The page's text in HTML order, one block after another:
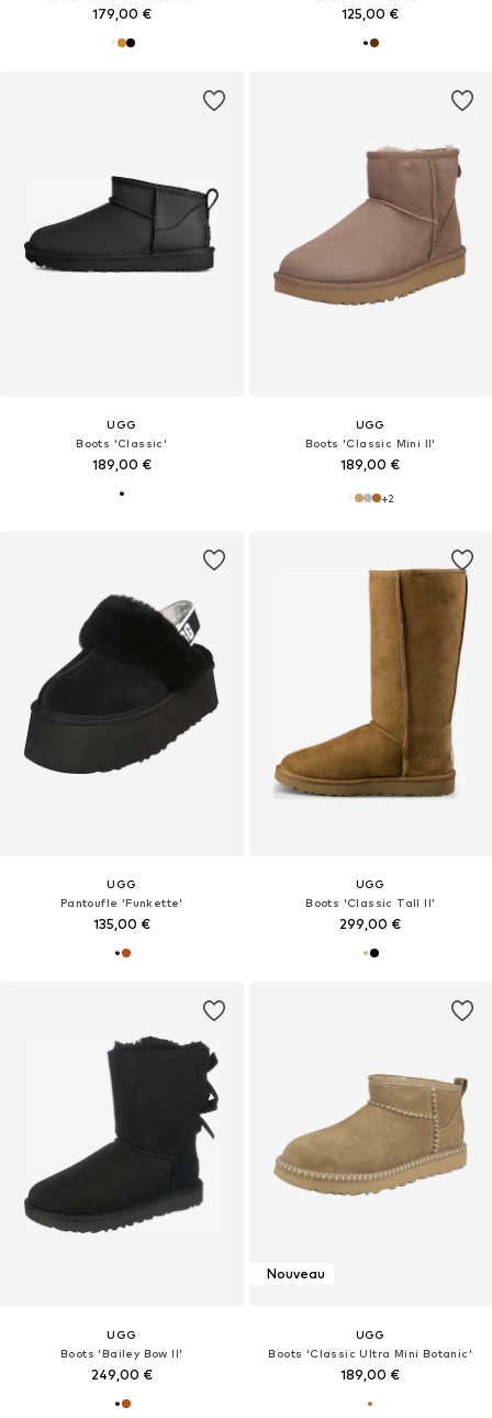
179,00 € 125,00 €
UGG
Boots 'Classic'
189,00 €
UGG
Boots 'Classic Mini II'
189,00 €
+2
UGG
Pantoufle 'Funkette'
135,00 €
UGG
Boots 'Classic Tall II'
299,00 €
UGG
Boots 'Bailey Bow II'
249,00 €
Nouveau
UGG
Boots 'Classic Ultra Mini Botanic'
189,00 €